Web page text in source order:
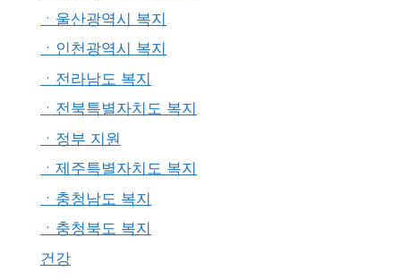
ㆍ울산광역시 복지
ㆍ인천광역시 복지
ㆍ전라남도 복지
ㆍ전북특별자치도 복지
ㆍ정부 지원
ㆍ제주특별자치도 복지
ㆍ충청남도 복지
ㆍ충청북도 복지
건강